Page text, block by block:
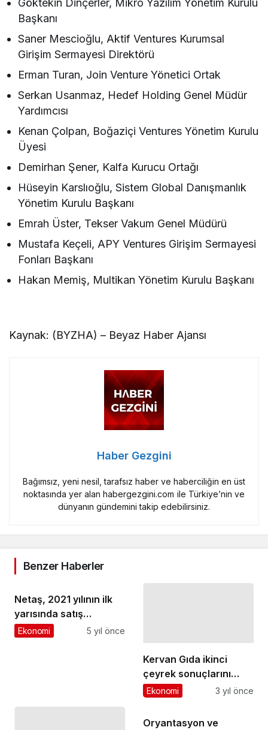
Göktekin Dinçerler, Mikro Yazılım Yönetim Kurulu
Başkanı
Saner Mescioğlu, Aktif Ventures Kurumsal
Girişim Sermayesi Direktörü
Erman Turan, Join Venture Yönetici Ortak
Serkan Usanmaz, Hedef Holding Genel Müdür
Yardımcısı
Kenan Çolpan, Boğaziçi Ventures Yönetim Kurulu
Üyesi
Demirhan Şener, Kalfa Kurucu Ortağı
Hüseyin Karslıoğlu, Sistem Global Danışmanlık
Yönetim Kurulu Başkanı
Emrah Üster, Tekser Vakum Genel Müdürü
Mustafa Keçeli, APY Ventures Girişim Sermayesi
Fonları Başkanı
Hakan Memiş, Multikan Yönetim Kurulu Başkanı
Kaynak: (BYZHA) – Beyaz Haber Ajansı
Haber Gezgini
Bağımsız, yeni nesil, tarafsız haber ve haberciliğin en üst
noktasında yer alan habergezgini.com ile Türkiye’nin ve
dünyanın gündemini takip edebilirsiniz.
Benzer Haberler
Netaş, 2021 yılının ilk
yarısında satış
gelirlerini yüzde 35
Ekonomi 5 yıl önce
Kervan Gıda ikinci
çeyrek sonuçlarını
açıkladı: FAVÖK'ünü
91 artırdı
Ekonomi 3 yıl önce
Oryantasyon ve